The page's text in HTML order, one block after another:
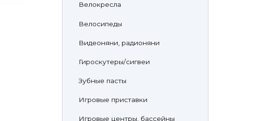
Велокресла
Велосипеды
Видеоняни, радионяни
Гироскутеры/сигвеи
Зубные пасты
Игровые приставки
Игровые центры, бассейны